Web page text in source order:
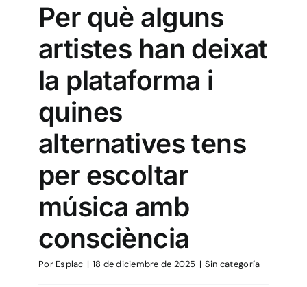
Per què alguns
artistes han deixat
la plataforma i
quines
alternatives tens
per escoltar
música amb
consciència
Por Esplac | 18 de diciembre de 2025 | Sin categoría